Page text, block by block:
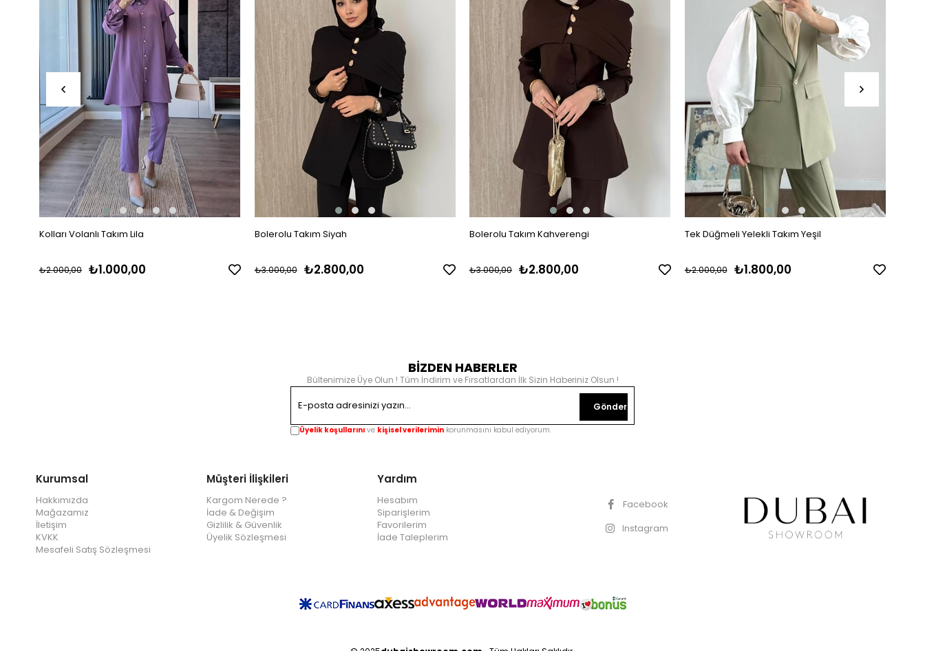
Kolları Volanlı Takım Lila
₺1.000,00
₺2.000,00
Bolerolu Takım Siyah
₺2.800,00
₺3.000,00
Bolerolu Takım Kahverengi
₺2.800,00
₺3.000,00
Tek Düğmeli Yelekli Takım Yeşil
₺1.800,00
₺2.000,00
BİZDEN HABERLER
Bültenimize Üye Olun ! Tüm İndirim ve Fırsatlardan İlk Sizin Haberiniz Olsun !
Gönder
Üyelik koşullarını ve kişisel verilerimin korunmasını kabul ediyorum.
Kurumsal
Hakkımızda
Mağazamız
İletişim
KVKK
Mesafeli Satış Sözleşmesi
Müşteri İlişkileri
Kargom Nerede ?
İade & Değişim
Gizlilik & Güvenlik
Üyelik Sözleşmesi
Yardım
Hesabım
Siparişlerim
Favorilerim
İade Taleplerim
Facebook
Instagram